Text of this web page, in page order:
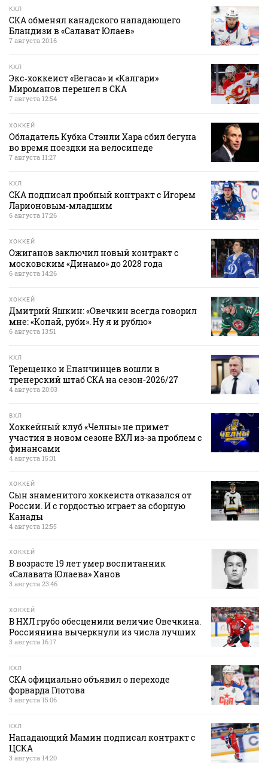
КХЛ
СКА обменял канадского нападающего
Бландизи в «Салават Юлаев»
7 августа 20:16
КХЛ
Экс‑хоккеист «Вегаса» и «Калгари»
Мироманов перешел в СКА
7 августа 12:54
ХОККЕЙ
Обладатель Кубка Стэнли Хара сбил бегуна
во время поездки на велосипеде
7 августа 11:27
КХЛ
СКА подписал пробный контракт с Игорем
Ларионовым‑младшим
6 августа 17:26
ХОККЕЙ
Ожиганов заключил новый контракт с
московским «Динамо» до 2028 года
6 августа 14:26
ХОККЕЙ
Дмитрий Яшкин: «Овечкин всегда говорил
мне: «Копай, руби». Ну я и рублю»
6 августа 13:51
КХЛ
Терещенко и Епанчинцев вошли в
тренерский штаб СКА на сезон‑2026/27
4 августа 20:03
ВХЛ
Хоккейный клуб «Челны» не примет
участия в новом сезоне ВХЛ из‑за проблем с
финансами
4 августа 15:31
ХОККЕЙ
Сын знаменитого хоккеиста отказался от
России. И с гордостью играет за сборную
Канады
4 августа 12:55
ХОККЕЙ
В возрасте 19 лет умер воспитанник
«Салавата Юлаева» Ханов
3 августа 23:46
ХОККЕЙ
В НХЛ грубо обесценили величие Овечкина.
Россиянина вычеркнули из числа лучших
3 августа 16:17
КХЛ
СКА официально объявил о переходе
форварда Глотова
3 августа 15:06
КХЛ
Нападающий Мамин подписал контракт с
ЦСКА
3 августа 14:20